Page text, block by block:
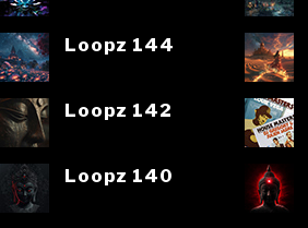
Loopz 144
Loopz 142
Loopz 140